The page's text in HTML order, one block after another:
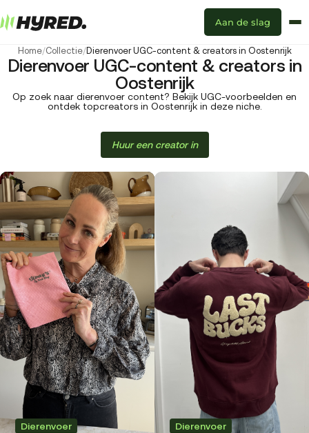
Aan de slag
Home/Collectie/Dierenvoer UGC-content & creators in Oostenrijk
Dierenvoer UGC-content & creators in
Oostenrijk
Op zoek naar dierenvoer content? Bekijk UGC-voorbeelden en
ontdek topcreators in Oostenrijk in deze niche.
Huur een creator in
Dierenvoer Dierenvoer